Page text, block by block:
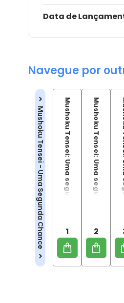
Data de
Navegue por
Mushoku Tensei - Uma Segunda ChanceMushoku Tensei: Uma segunda chance - 01
1 Mushoku Tensei: Uma segunda chance - 02
2 Mushoku